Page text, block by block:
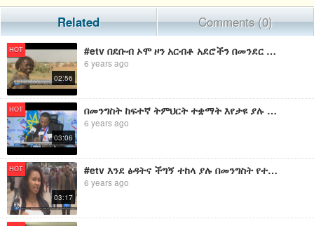
Related Comments (0)
HOT
02:56
#etv በደቡብ ኦሞ ዞን አርብቶ አደሮችን በመንደር ለማሰባሰብ ስራዎች እየተሰሩ መሆናቸው ተገለጸ፡፡
6 years ago
HOT
03:06
በመንግስት ከፍተኛ ትምህርት ተቋማት እየታዩ ያሉ የግጭት አዝማማያዎች ሚዲያዎችን ጭምር በመጠቀም የተፈጠሩ መሆናቸው ተገለፀ፡፡
6 years ago
HOT
03:17
#etv እንደ ፅዳትና ችግኝ ተከላ ያሉ በመንግስት የተጀመሩ ስራዎች ህብረተሰቡን ከማቀራረብ አንፃር ከፍተኛ ሚና እንዳላቸው ተገለፀ፡፡
6 years ago